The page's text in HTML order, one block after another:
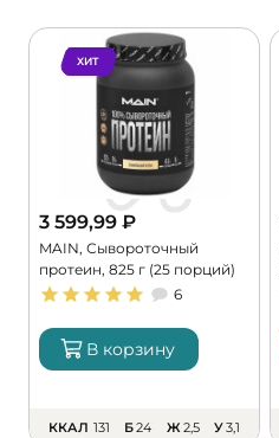
ХИТ
3 599,99 ₽
MAIN, Сывороточный
протеин, 825 г (25 порций)
6
В корзину
ККАЛ 131 Б24 Ж2,5 У3,1